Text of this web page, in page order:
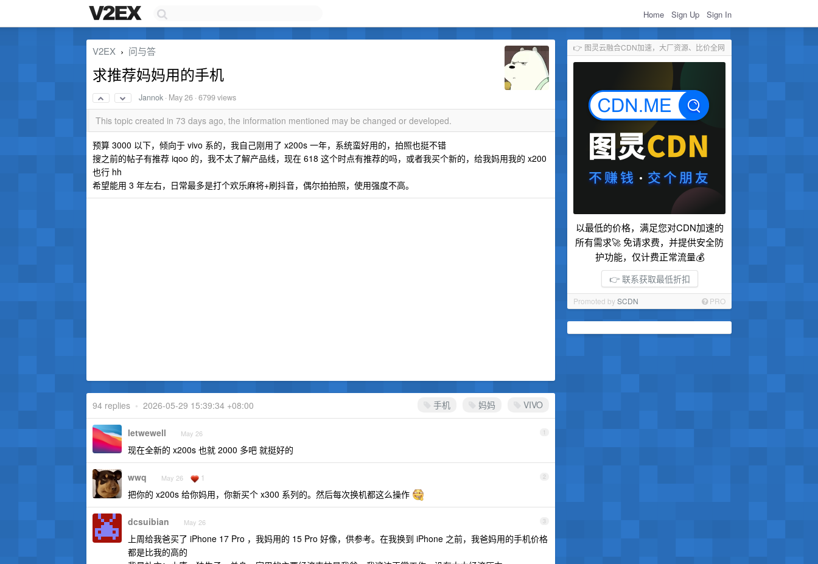
Home Sign Up Sign In
👉 图灵云融合CDN加速，大厂资源、比价全网
以最低的价格，满足您对CDN加速的
所有需求🚀 免请求费，并提供安全防
护功能，仅计费正常流量💰
👉 联系获取最低折扣
Promoted bySCDN PRO
V2EX › 问与答
求推荐妈妈用的手机
Jannok · May 26 · 6799 views
This topic created in 73 days ago, the information mentioned may be changed or developed.
预算 3000 以下，倾向于 vivo 系的，我自己刚用了 x200s 一年，系统蛮好用的，拍照也挺不错
搜之前的帖子有推荐 iqoo 的，我不太了解产品线，现在 618 这个时点有推荐的吗，或者我买个新的，给我妈用我的 x200
也行 hh
希望能用 3 年左右，日常最多是打个欢乐麻将+刷抖音，偶尔拍拍照，使用强度不高。
手机 妈妈 VIVO
94 replies • 2026-05-29 15:39:34 +08:00
1
letwewell May 26
现在全新的 x200s 也就 2000 多吧 就挺好的
2
wwq May 26 1
把你的 x200s 给你妈用，你新买个 x300 系列的。然后每次换机都这么操作
3
dcsuibian May 26
上周给我爸买了 iPhone 17 Pro ，我妈用的 15 Pro 好像，供参考。在我换到 iPhone 之前，我爸妈用的手机价格
都是比我的高的